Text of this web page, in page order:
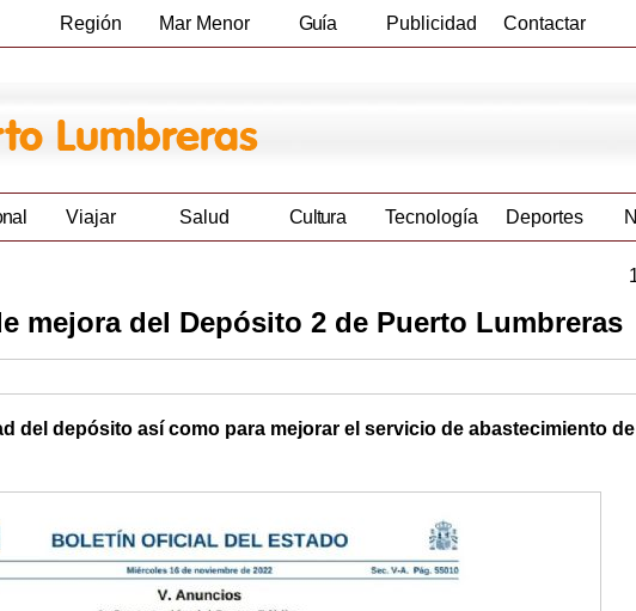
Región Mar Menor Guía Publicidad Contactar
Viajar Salud Cultura Tecnología Deportes
mejora del Depósito 2 de Puerto Lumbreras
del depósito así como para mejorar el servicio de abastecimiento